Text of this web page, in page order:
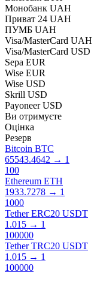
Монобанк UAH
Приват 24 UAH
ПУМБ UAH
Visa/MasterCard UAH
Visa/MasterCard USD
Sepa EUR
Wise EUR
Wise USD
Skrill USD
Payoneer USD
Ви отримуєте
Оцінка
Резерв
Bitcoin BTC
65543.4642 → 1
100
Ethereum ETH
1933.7278 → 1
1000
Tether ERC20 USDT
1.015 → 1
100000
Tether TRC20 USDT
1.015 → 1
100000